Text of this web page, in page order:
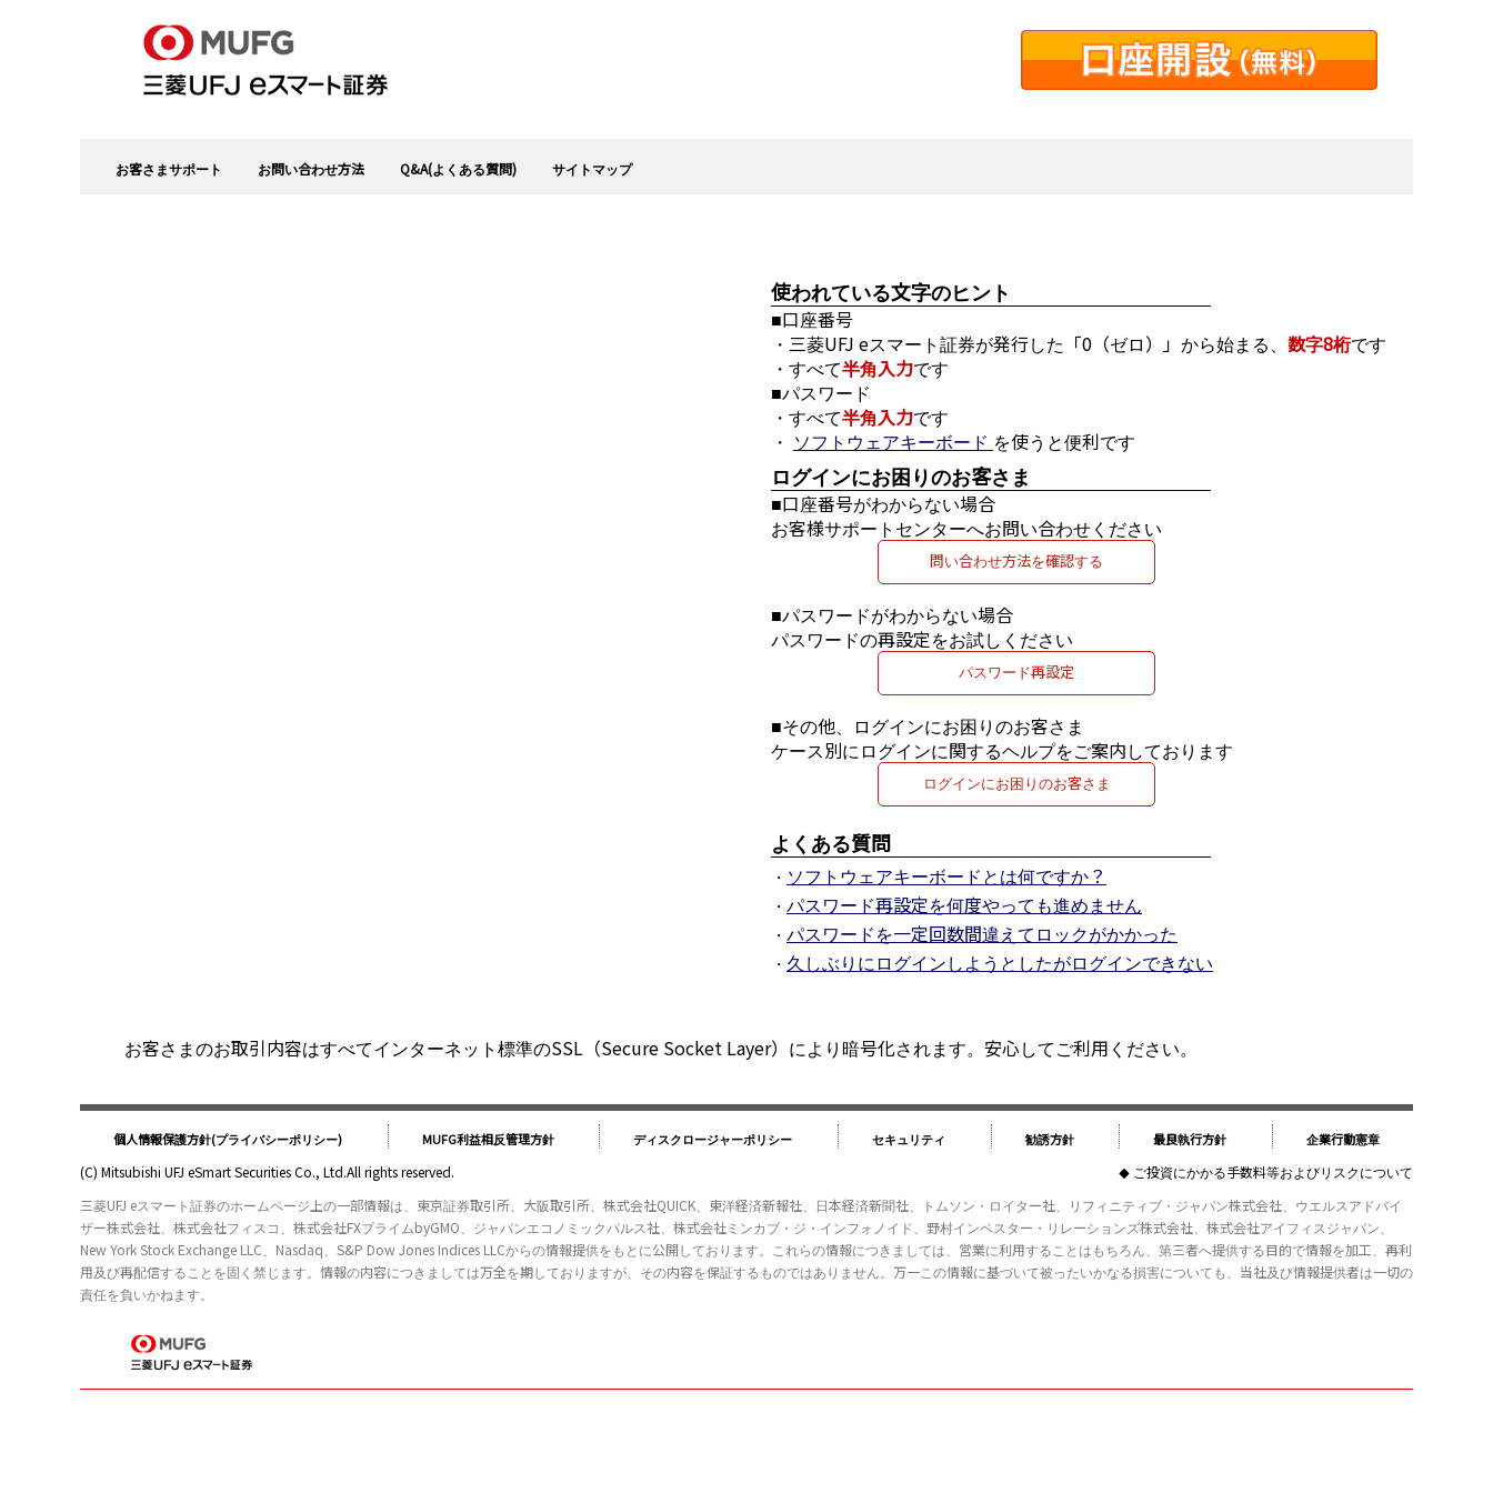
お客さまサポート お問い合わせ方法 Q&A(よくある質問) サイトマップ
使われている文字のヒント
■口座番号
・三菱UFJ eスマート証券が発行した「0（ゼロ）」から始まる、 数字8桁です
・すべて半角入力です
■パスワード
・すべて半角入力です
・ ソフトウェアキーボード を使うと便利です
ログインにお困りのお客さま
■口座番号がわからない場合
お客様サポートセンターへお問い合わせください
問い合わせ方法を確認する
■パスワードがわからない場合
パスワードの再設定をお試しください
パスワード再設定
■その他、ログインにお困りのお客さま
ケース別にログインに関するヘルプをご案内しております
ログインにお困りのお客さま
よくある質問
・ ソフトウェアキーボードとは何ですか？
・ パスワード再設定を何度やっても進めません
・ パスワードを一定回数間違えてロックがかかった
・ 久しぶりにログインしようとしたがログインできない
お客さまのお取引内容はすべてインターネット標準のSSL（Secure Socket Layer）により暗号化されます。安心してご利用ください。
個人情報保護方針(プライバシーポリシー) MUFG利益相反管理方針 ディスクロージャーポリシー セキュリティ 勧誘方針 最良執行方針 企業行動憲章
(C) Mitsubishi UFJ eSmart Securities Co., Ltd.All rights reserved. ◆ ご投資にかかる手数料等およびリスクについて
三菱UFJ eスマート証券のホームページ上の一部情報は、東京証券取引所、大阪取引所、株式会社QUICK、東洋経済新報社、日本経済新聞社、トムソン・ロイター社、リフィニティブ・ジャパン株式会社、ウエルスアドバイ
ザー株式会社、株式会社フィスコ、株式会社FXプライムbyGMO、ジャパンエコノミックパルス社、株式会社ミンカブ・ジ・インフォノイド、野村インベスター・リレーションズ株式会社、株式会社アイフィスジャパン、
New York Stock Exchange LLC、Nasdaq、S&P Dow Jones Indices LLCからの情報提供をもとに公開しております。これらの情報につきましては、営業に利用することはもちろん、第三者へ提供する目的で情報を加工、再利
用及び再配信することを固く禁じます。情報の内容につきましては万全を期しておりますが、その内容を保証するものではありません。万一この情報に基づいて被ったいかなる損害についても、当社及び情報提供者は一切の
責任を負いかねます。